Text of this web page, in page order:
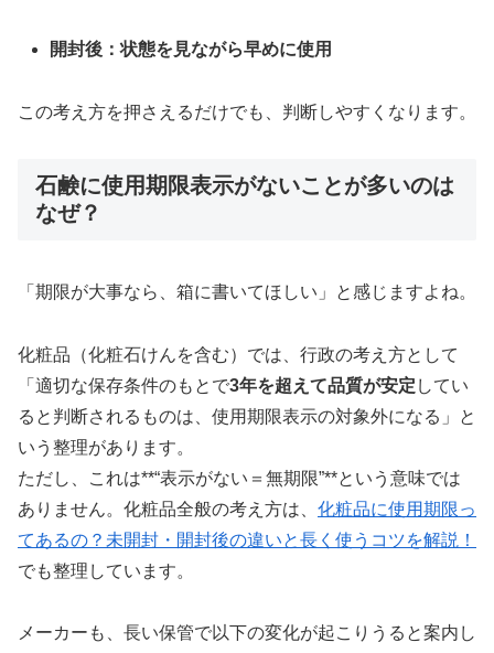
開封後：状態を見ながら早めに使用
この考え方を押さえるだけでも、判断しやすくなります。
石鹸に使用期限表示がないことが多いのは
なぜ？
「期限が大事なら、箱に書いてほしい」と感じますよね。
化粧品（化粧石けんを含む）では、行政の考え方として
「適切な保存条件のもとで3年を超えて品質が安定 してい
ると判断されるものは、使用期限表示の対象外になる」と
いう整理があります。
ただし、これは**“表示がない＝無期限”**という意味では
ありません。化粧品全般の考え方は、 化粧品に使用期限っ
てあるの？未開封・開封後の違いと長く使うコツを解説！
でも整理しています。
メーカーも、長い保管で以下の変化が起こりうると案内し